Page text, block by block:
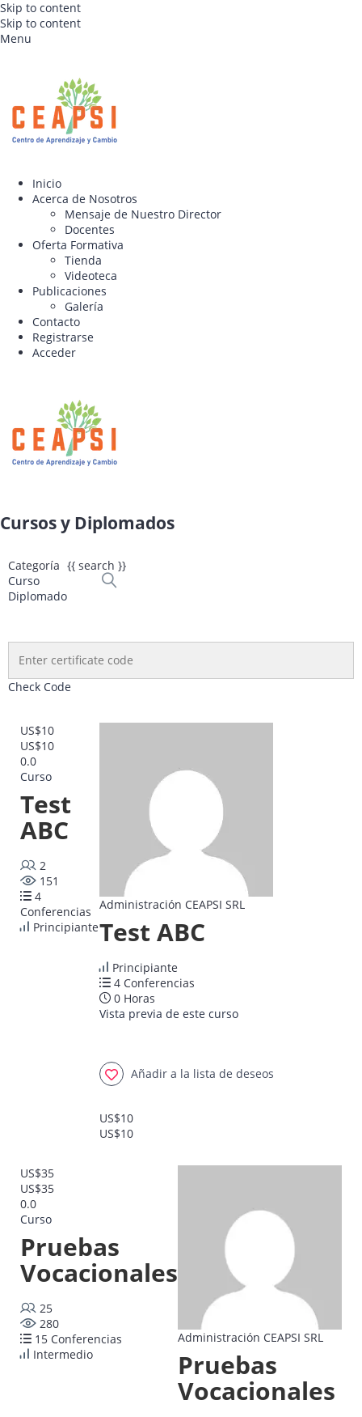
Skip to content
Skip to content
Menu
Inicio
Acerca de Nosotros
Mensaje de Nuestro Director
Docentes
Oferta Formativa
Tienda
Videoteca
Publicaciones
Galería
Contacto
Registrarse
Acceder
Cursos y Diplomados
Categoría
Curso
Diplomado
{{ search }}
Check Code
US$10
US$10
0.0
Curso
Test
ABC
2
151
4
Conferencias
Principiante
Administración CEAPSI SRL
Test ABC
Principiante
4 Conferencias
0 Horas
Vista previa de este curso
Añadir a la lista de deseos
US$10
US$10
US$35
US$35
0.0
Curso
Pruebas
Vocacionales
25
280
15 Conferencias
Intermedio
Administración CEAPSI SRL
Pruebas
Vocacionales